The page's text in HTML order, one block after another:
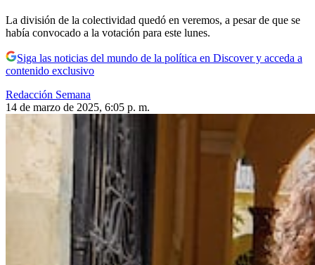
La división de la colectividad quedó en veremos, a pesar de que se
había convocado a la votación para este lunes.
Siga las noticias del mundo de la política en Discover y acceda a
contenido exclusivo
Redacción Semana
14 de marzo de 2025, 6:05 p. m.